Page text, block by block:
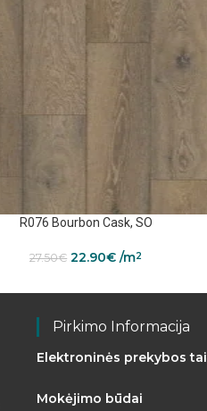
R076 Bourbon Cask, SO
27.50€ 22.90€ /m2
Pirkimo Informacija
Elektroninės prekybos
Mokėjimo būdai